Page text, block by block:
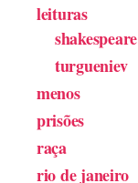
leituras
shakespeare
turgueniev
menos
prisões
raça
rio de janeiro